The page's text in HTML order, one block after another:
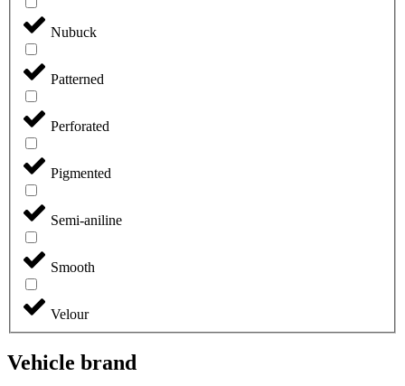
Nubuck
Patterned
Perforated
Pigmented
Semi-aniline
Smooth
Velour
Vehicle brand